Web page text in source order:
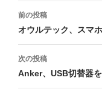
投
稿
ナ
ビ
前の投稿
オウルテック、スマ
次の投稿
Anker、USB切替器